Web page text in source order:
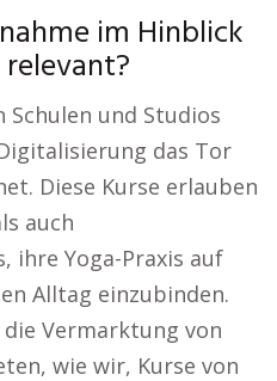
im Hinblick
und Studios
das Tor
Diese Kurse erlauben
auch
ihre Yoga-Praxis auf
Alltag einzubinden.
Vermarktung von
wie wir, Kurse von